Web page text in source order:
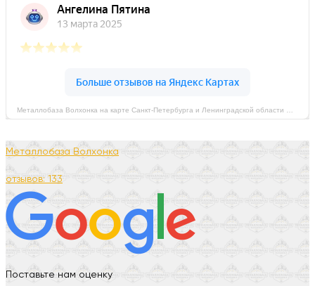
Металлобаза Волхонка
отзывов: 133
Поставьте нам оценку